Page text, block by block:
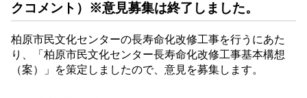
クコメント）※意見募集は終了しました。
柏原市民文化センターの長寿命化改修工事を行うにあた
り、「柏原市民文化センター長寿命化改修工事基本構想
（案）」を策定しましたので、意見を募集します。